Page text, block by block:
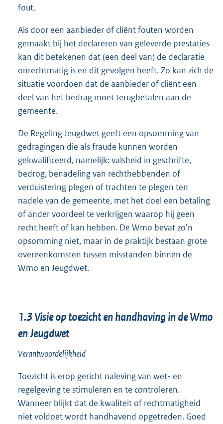
fout.
Als door een aanbieder of cliënt fouten worden
gemaakt bij het declareren van geleverde prestaties
kan dit betekenen dat (een deel van) de declaratie
onrechtmatig is en dit gevolgen heeft. Zo kan zich de
situatie voordoen dat de aanbieder of cliënt een
deel van het bedrag moet terugbetalen aan de
gemeente.
De Regeling Jeugdwet geeft een opsomming van
gedragingen die als fraude kunnen worden
gekwalificeerd, namelijk: valsheid in geschrifte,
bedrog, benadeling van rechthebbenden of
verduistering plegen of trachten te plegen ten
nadele van de gemeente, met het doel een betaling
of ander voordeel te verkrijgen waarop hij geen
recht heeft of kan hebben. De Wmo bevat zo’n
opsomming niet, maar in de praktijk bestaan grote
overeenkomsten tussen misstanden binnen de
Wmo en Jeugdwet.
1.3Visie op toezicht en handhaving in de Wmo
en Jeugdwet
Verantwoordelijkheid
Toezicht is erop gericht naleving van wet- en
regelgeving te stimuleren en te controleren.
Wanneer blijkt dat de kwaliteit of rechtmatigheid
niet voldoet wordt handhavend opgetreden. Goed